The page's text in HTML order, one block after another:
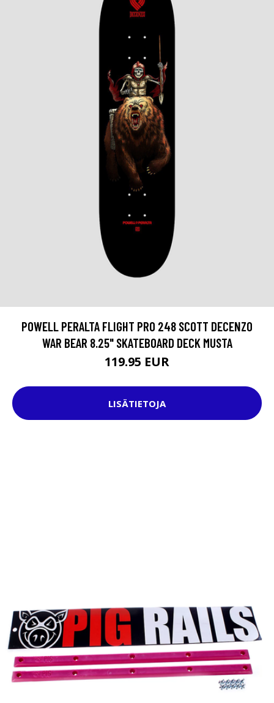
POWELL PERALTA FLIGHT PRO 248 SCOTT DECENZO
WAR BEAR 8.25" SKATEBOARD DECK MUSTA
119.95 EUR
LISÄTIETOJA